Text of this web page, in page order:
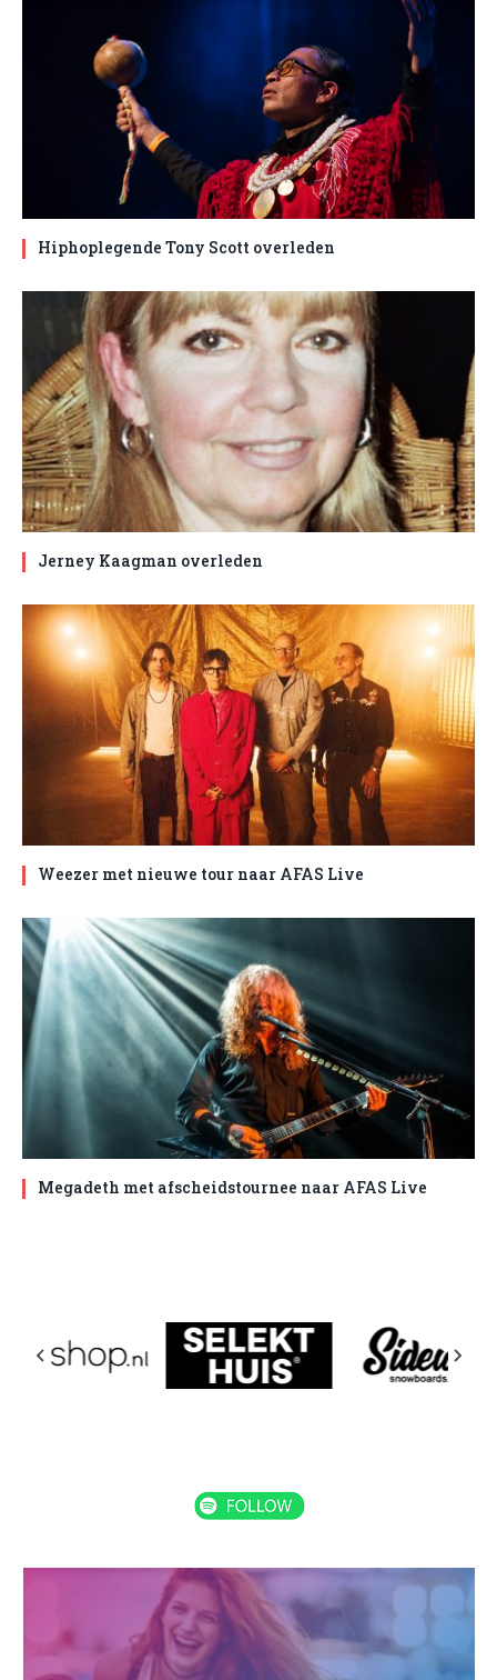
Hiphoplegende Tony Scott overleden
Jerney Kaagman overleden
Weezer met nieuwe tour naar AFAS Live
Megadeth met afscheidstournee naar AFAS Live